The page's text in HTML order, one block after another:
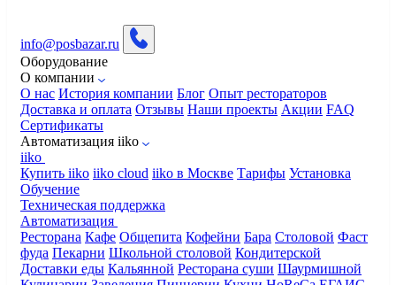
info@posbazar.ru
Оборудование
О компании
О нас История компании Блог Опыт рестораторов
Доставка и оплата Отзывы Наши проекты Акции FAQ
Сертификаты
Автоматизация iiko
iiko
Купить iiko iiko cloud iiko в Москве Тарифы Установка
Обучение
Техническая поддержка
Автоматизация
Ресторана Кафе Общепита Кофейни Бара Столовой Фаст
фуда Пекарни Школьной столовой Кондитерской
Доставки еды Кальянной Ресторана суши Шаурмишной